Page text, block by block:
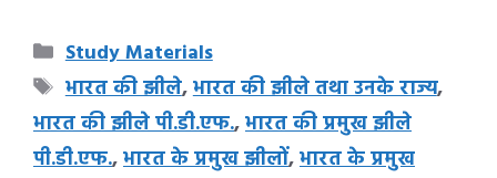
Categories
Study Materials
Tags
भारत की झीले,भारत की झीले तथा उनके राज्य,
भारत की झीले पी.डी.एफ.,भारत की प्रमुख झीले
पी.डी.एफ.,भारत के प्रमुख झीलों,भारत के प्रमुख